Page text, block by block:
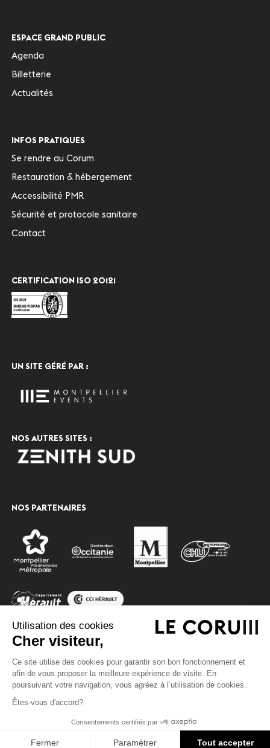
Haut de page
ESPACE GRAND PUBLIC
Agenda
Billetterie
Actualités
INFOS PRATIQUES
Se rendre au Corum
Restauration & hébergement
Accessibilité PMR
Sécurité et protocole sanitaire
Contact
CERTIFICATION ISO 20121
UN SITE GÉRÉ PAR :
NOS AUTRES SITES :
NOS PARTENAIRES
© 2020 Montpellier events, tous droits réservés
Mentions légales
Données personnelles et cookies
accessibility
Augmenter la taille de
Nuances de gris
Souligner les liens
Utilisation des cookies
Cher visiteur,
Ce site utilise des cookies pour garantir son bon fonctionnement et
afin de vous proposer la meilleure expérience de visite. En
poursuivant votre navigation, vous agréez à l’utilisation de cookies.
Êtes-vous d'accord?
Consentements certifiés par
Fermer Paramétrer Tout accepter